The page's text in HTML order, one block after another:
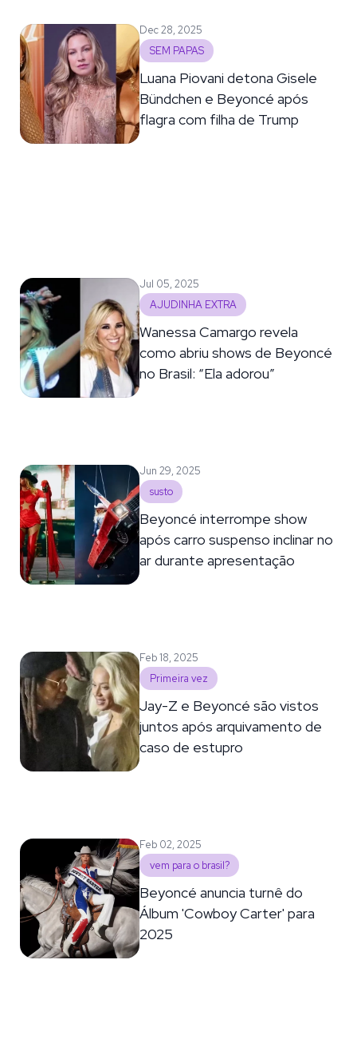
Dec 28, 2025
SEM PAPAS
Luana Piovani detona Gisele
Bündchen e Beyoncé após
flagra com filha de Trump
Jul 05, 2025
AJUDINHA EXTRA
Wanessa Camargo revela
como abriu shows de Beyoncé
no Brasil: “Ela adorou”
Jun 29, 2025
susto
Beyoncé interrompe show
após carro suspenso inclinar no
ar durante apresentação
Feb 18, 2025
Primeira vez
Jay-Z e Beyoncé são vistos
juntos após arquivamento de
caso de estupro
Feb 02, 2025
vem para o brasil?
Beyoncé anuncia turnê do
Álbum 'Cowboy Carter' para
2025